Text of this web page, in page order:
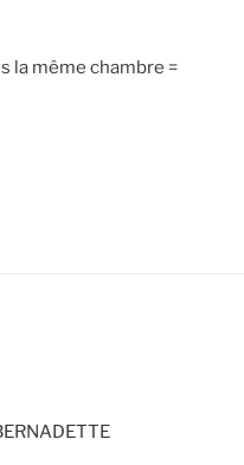
la même chambre =